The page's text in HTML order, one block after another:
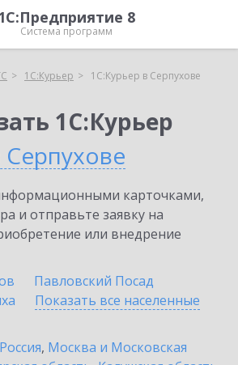
8
Система программ
1С:Курьер 1С:Курьер в Серпухове
1С:Курьер
Серпухове
карточками,
и отправьте заявку на
или внедрение
Павловский Посад
Показать все населенные
Россия, Москва и Московская